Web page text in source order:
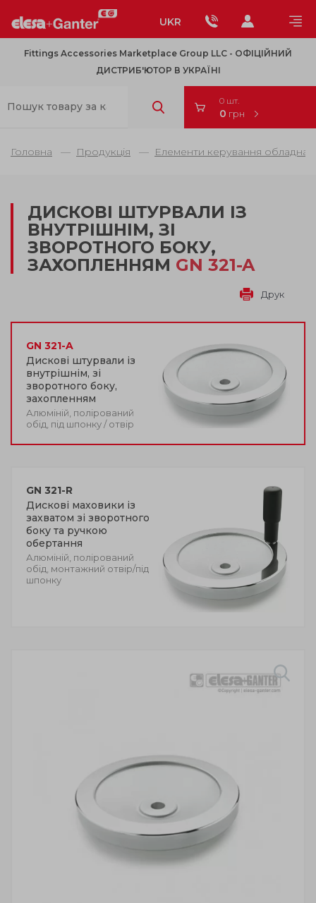
UKR
Fittings Accessories Marketplace Group LLC - OФІЦІЙНИЙ
ДИСТРИБ'ЮТОР В УКРАЇНІ
0 шт.
0 грн
Головна Продукція Елементи керування
ДИСКОВІ ШТУРВАЛИ ІЗ
ВНУТРІШНІМ, ЗІ
ЗВОРОТНОГО БОКУ,
ЗАХОПЛЕННЯМ GN 321-A
Друк
GN 321-A
Дискові штурвали із
внутрішнім, зі
зворотного боку,
захопленням
Алюміній, полірований
обід, під шпонку / отвір
GN 321-R
Дискові маховики із
захватом зі зворотного
боку та ручкою
обертання
Алюміній, полірований
обід, монтажний отвір/під
шпонку